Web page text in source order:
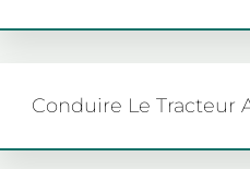
Conduire Le Tracteur